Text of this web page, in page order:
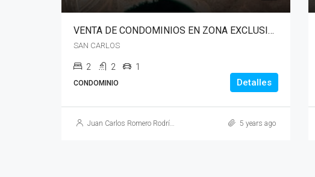
VENTA DE CONDOMINIOS EN ZONA EXCLUSIVA EN SAN CARLOS
SAN CARLOS
2 2 1
CONDOMINIO Detalles
Juan Carlos Romero Rodríguez 5 years ago